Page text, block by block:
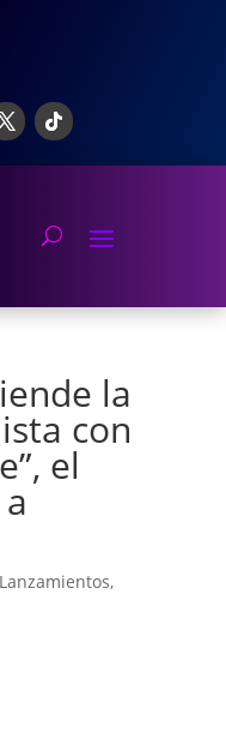
la
con
el
Lanzamientos,